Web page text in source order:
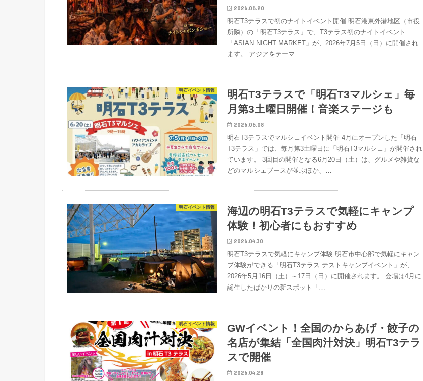
2026.06.20
明石T3テラスで初のナイトイベント開催 明石港東外港地区（市役
所隣）の「明石T3テラス」で、T3テラス初のナイトイベント
「ASIAN NIGHT MARKET」が、2026年7月5日（日）に開催され
ます。 アジアをテーマ…
明石イベント情報
明石T3テラスで「明石T3マルシェ」毎
月第3土曜日開催！音楽ステージも
2026.06.08
明石T3テラスでマルシェイベント開催 4月にオープンした「明石
T3テラス」では、毎月第3土曜日に「明石T3マルシェ」が開催され
ています。 3回目の開催となる6月20日（土）は、グルメや雑貨な
どのマルシェブースが並ぶほか、…
明石イベント情報
海辺の明石T3テラスで気軽にキャンプ
体験！初心者にもおすすめ
2026.04.30
明石T3テラスで気軽にキャンプ体験 明石市中心部で気軽にキャン
プ体験ができる「明石T3テラス テストキャンプイベント」が、
2026年5月16日（土）～17日（日）に開催されます。 会場は4月に
誕生したばかりの新スポット「…
明石イベント情報
GWイベント！全国のからあげ・餃子の
名店が集結「全国肉汁対決」明石T3テラ
スで開催
2026.04.28